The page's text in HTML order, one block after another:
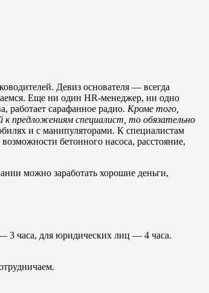
Девиз основателя — всегда
Еще ни один HR-менеджер, ни одно
работает сарафанное радио. Кроме того,
предложениям специалист, то обязательно
и с манипуляторами. К специалистам
бетонного насоса, расстояние,
можно заработать хорошие деньги,
3 часа, для юридических лиц — 4 часа.